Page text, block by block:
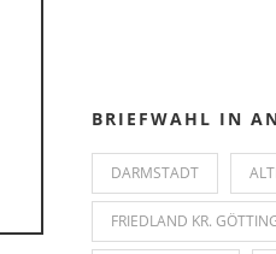
BRIEFWAHL IN
DARMSTADT
FRIEDLAND KR.